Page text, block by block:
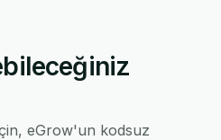
eGrow'un kodsuz